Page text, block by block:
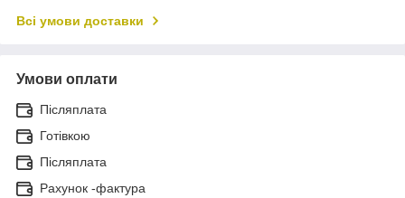
Всі умови доставки
Умови оплати
Післяплата
Готівкою
Післяплата
Рахунок -фактура